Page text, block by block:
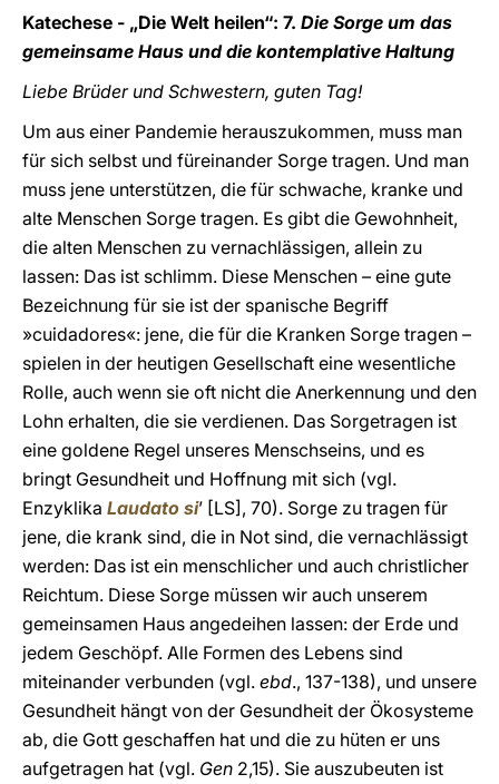
Katechese - „Die Welt heilen“: 7. Die Sorge um das
gemeinsame Haus und die kontemplative Haltung
Liebe Brüder und Schwestern, guten Tag!
Um aus einer Pandemie herauszukommen, muss man
für sich selbst und füreinander Sorge tragen. Und man
muss jene unterstützen, die für schwache, kranke und
alte Menschen Sorge tragen. Es gibt die Gewohnheit,
die alten Menschen zu vernachlässigen, allein zu
lassen: Das ist schlimm. Diese Menschen – eine gute
Bezeichnung für sie ist der spanische Begriff
»cuidadores«: jene, die für die Kranken Sorge tragen –
spielen in der heutigen Gesellschaft eine wesentliche
Rolle, auch wenn sie oft nicht die Anerkennung und den
Lohn erhalten, die sie verdienen. Das Sorgetragen ist
eine goldene Regel unseres Menschseins, und es
bringt Gesundheit und Hoffnung mit sich (vgl.
Enzyklika Laudato si’ [LS], 70). Sorge zu tragen für
jene, die krank sind, die in Not sind, die vernachlässigt
werden: Das ist ein menschlicher und auch christlicher
Reichtum. Diese Sorge müssen wir auch unserem
gemeinsamen Haus angedeihen lassen: der Erde und
jedem Geschöpf. Alle Formen des Lebens sind
miteinander verbunden (vgl. ebd., 137-138), und unsere
Gesundheit hängt von der Gesundheit der Ökosysteme
ab, die Gott geschaffen hat und die zu hüten er uns
aufgetragen hat (vgl. Gen 2,15). Sie auszubeuten ist